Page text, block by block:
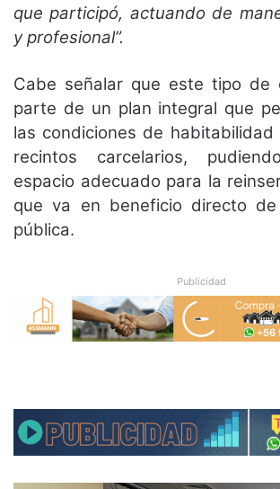
que participó, actuando de
y profesional”.
Cabe señalar que este tipo de
parte de un plan integral que
las condiciones de
recintos carcelarios,
espacio adecuado para la
que va en beneficio directo
pública.
Publicidad